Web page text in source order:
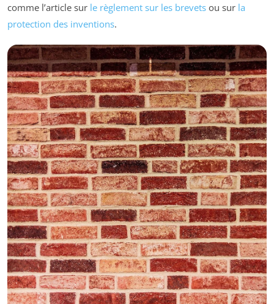
comme l’article sur le règlement sur les brevets ou sur la
protection des inventions.